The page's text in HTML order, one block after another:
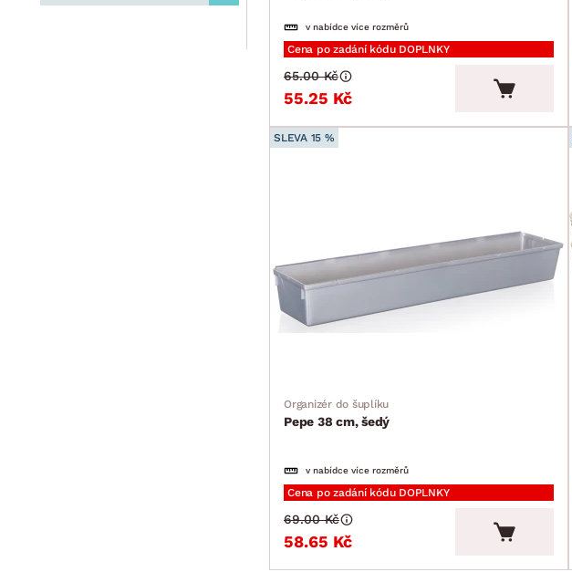
v nabídce více rozměrů
Cena po zadání kódu DOPLNKY
55.25 Kč
65.00 Kč
SLEVA 15 %
Organizér do šuplíku
Pepe 38 cm, šedý
v nabídce více rozměrů
Cena po zadání kódu DOPLNKY
58.65 Kč
69.00 Kč